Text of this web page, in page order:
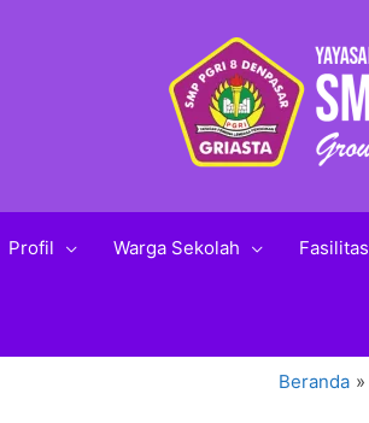
Profil Warga Sekolah Fasilitas
Beranda